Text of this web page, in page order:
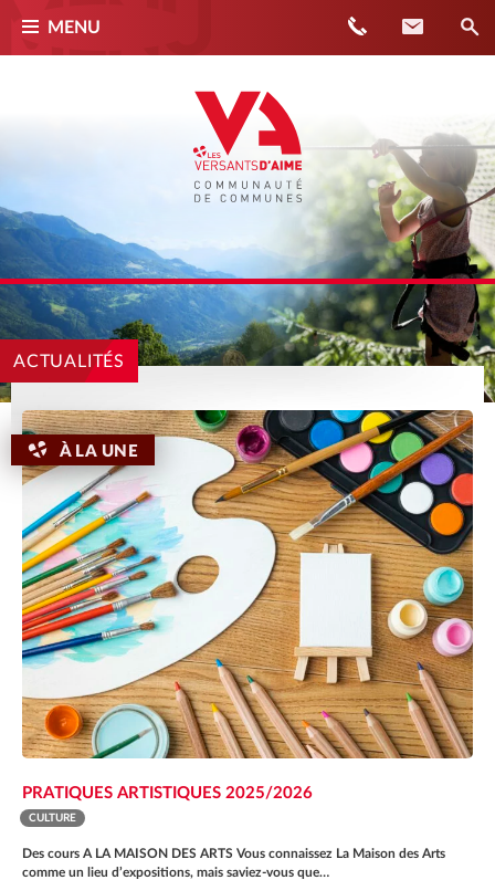
Téléphone Contact
MENU
ACTUALITÉS
À LA UNE
PRATIQUES ARTISTIQUES 2025/2026
CULTURE
Des cours A LA MAISON DES ARTS Vous connaissez La Maison des Arts
comme un lieu d’expositions, mais saviez-vous que…